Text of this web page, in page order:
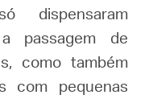
dispensaram
passagem de
como também
com pequenas